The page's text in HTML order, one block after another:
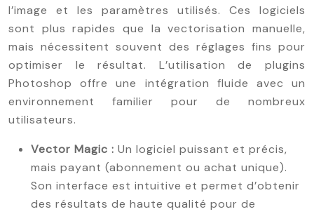
l’image et les paramètres utilisés. Ces logiciels
sont plus rapides que la vectorisation manuelle,
mais nécessitent souvent des réglages fins pour
optimiser le résultat. L’utilisation de plugins
Photoshop offre une intégration fluide avec un
environnement familier pour de nombreux
utilisateurs.
Vector Magic : Un logiciel puissant et précis,
mais payant (abonnement ou achat unique).
Son interface est intuitive et permet d’obtenir
des résultats de haute qualité pour de